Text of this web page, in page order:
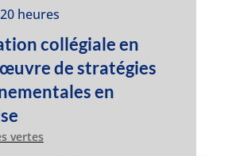
heures
collégiale en
de stratégies
en
vertes